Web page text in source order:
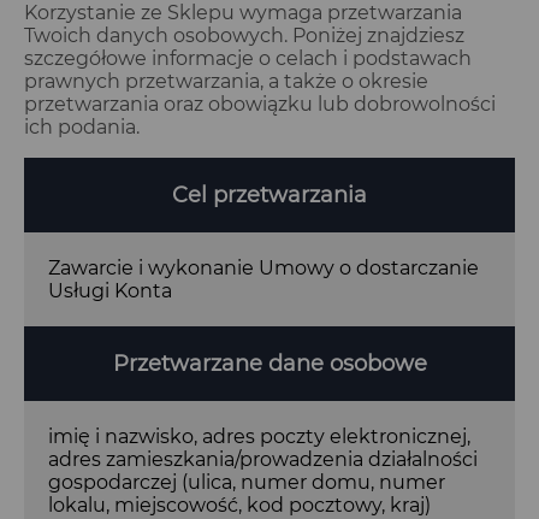
Korzystanie ze Sklepu wymaga przetwarzania
Twoich danych osobowych. Poniżej znajdziesz
szczegółowe informacje o celach i podstawach
prawnych przetwarzania, a także o okresie
przetwarzania oraz obowiązku lub dobrowolności
ich podania.
Cel przetwarzania
Zawarcie i wykonanie Umowy o dostarczanie
Usługi Konta
Przetwarzane dane osobowe
imię i nazwisko, adres poczty elektronicznej,
adres zamieszkania/prowadzenia działalności
gospodarczej (ulica, numer domu, numer
lokalu, miejscowość, kod pocztowy, kraj)